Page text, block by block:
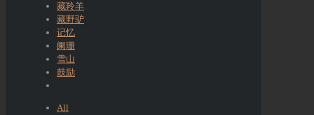
藏羚羊
藏野驴
记忆
阑珊
雪山
鼓励
All